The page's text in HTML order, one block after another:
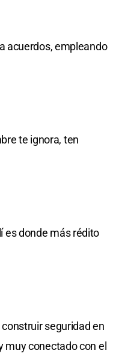
acuerdos, empleando
te ignora, ten
es donde más rédito
seguridad en
muy conectado con el